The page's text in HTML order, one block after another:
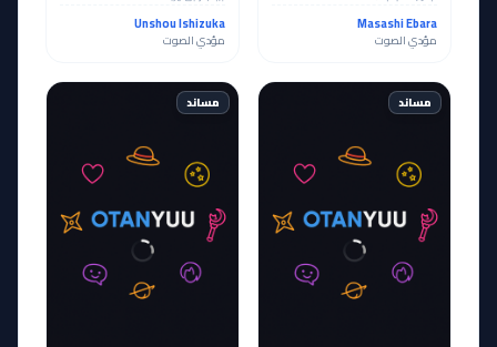
Masashi Ebara
مؤدي الصوت
Unshou Ishizuka
مؤدي الصوت
مساند مساند